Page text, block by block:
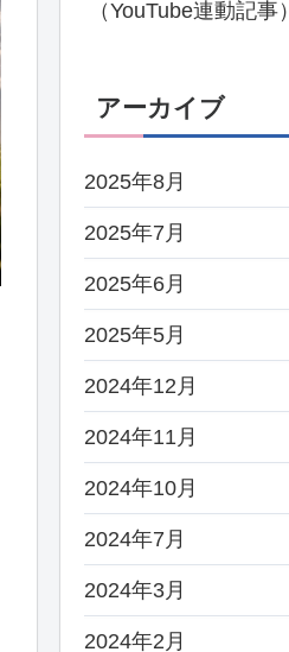
（YouTube連動記事）
アーカイブ
2025年8月
2025年7月
2025年6月
2025年5月
2024年12月
2024年11月
2024年10月
2024年7月
2024年3月
2024年2月